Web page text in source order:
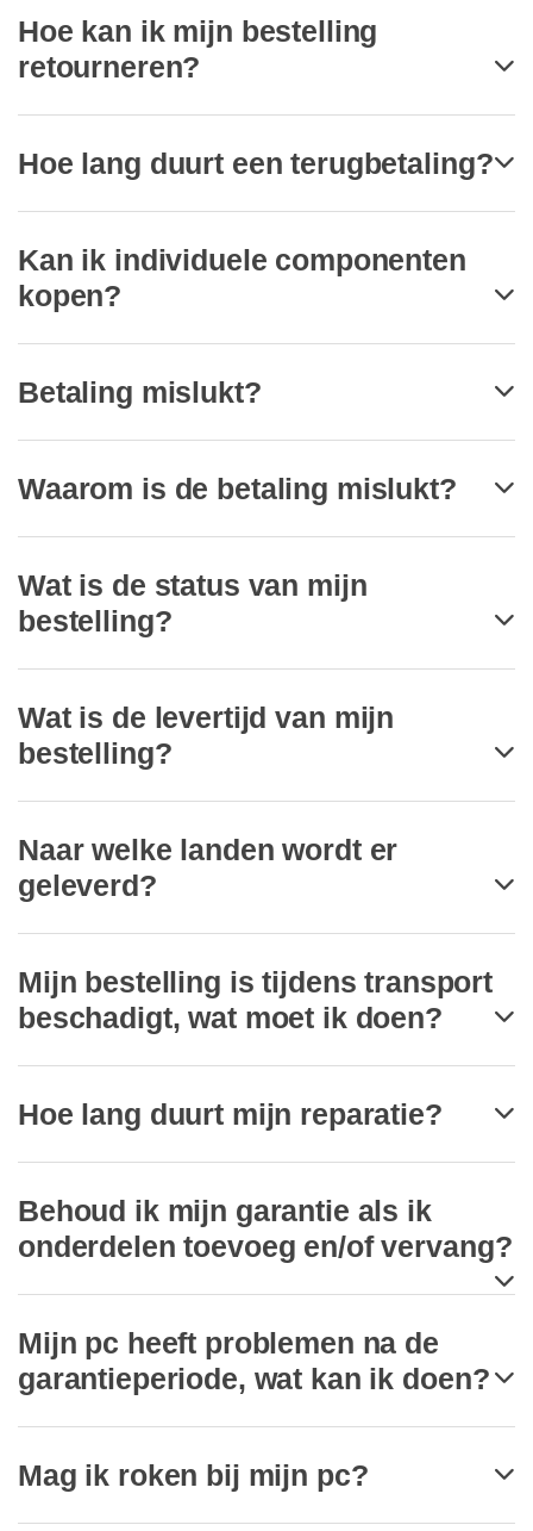
Hoe kan ik mijn bestelling
retourneren?
Hoe lang duurt een terugbetaling?
Kan ik individuele componenten
kopen?
Betaling mislukt?
Waarom is de betaling mislukt?
Wat is de status van mijn
bestelling?
Wat is de levertijd van mijn
bestelling?
Naar welke landen wordt er
geleverd?
Mijn bestelling is tijdens transport
beschadigt, wat moet ik doen?
Hoe lang duurt mijn reparatie?
Behoud ik mijn garantie als ik
onderdelen toevoeg en/of vervang?
Mijn pc heeft problemen na de
garantieperiode, wat kan ik doen?
Mag ik roken bij mijn pc?